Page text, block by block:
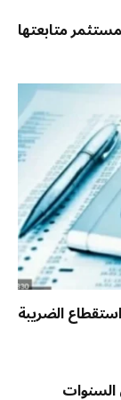
متابعتها
الضريبة